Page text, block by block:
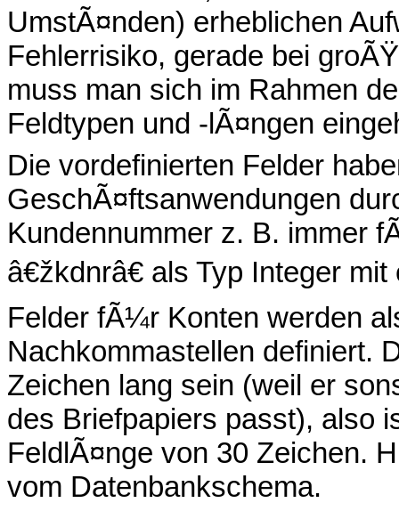
UmstÃ¤nden) erheblichen
Fehlerrisiko, gerade bei
muss man sich im Rahmen
Feldtypen und -lÃ¤ngen
Die vordefinierten Felder
GeschÃ¤ftsanwendungen
Kundennummer z. B. immer
â€žkdnrâ€ als Typ Integer
Felder fÃ¼r Konten werden
Nachkommastellen definiert.
Zeichen lang sein (weil er
des Briefpapiers passt), also
FeldlÃ¤nge von 30 Zeichen.
vom Datenbankschema.